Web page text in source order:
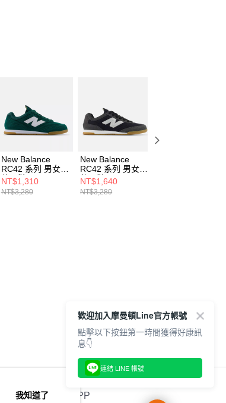
New Balance
RC42 系列 男女
休閒鞋 URC42SD-
D
NT$1,310
NT$3,280
New Balance
RC42 系列 男女
休閒鞋 URC42KS-
D
NT$1,640
NT$3,280
官方APP
我知道了
歡迎加入摩曼頓Line官方帳號
點擊以下按鈕第一時間獲得好康訊
息👇
連結 LINE 帳號